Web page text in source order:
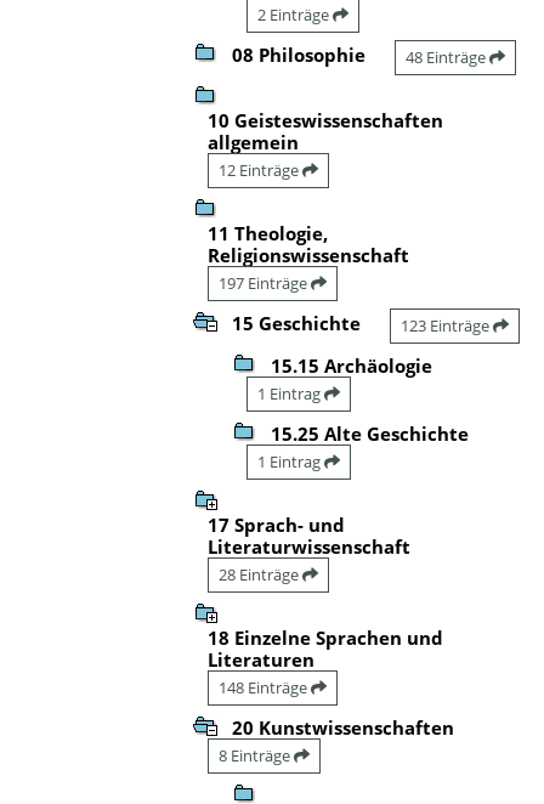
2 Einträge
08 Philosophie 48 Einträge
10 Geisteswissenschaften
allgemein
12 Einträge
11 Theologie,
Religionswissenschaft
197 Einträge
15 Geschichte 123 Einträge
15.15 Archäologie
1 Eintrag
15.25 Alte Geschichte
1 Eintrag
17 Sprach- und
Literaturwissenschaft
28 Einträge
18 Einzelne Sprachen und
Literaturen
148 Einträge
20 Kunstwissenschaften
8 Einträge